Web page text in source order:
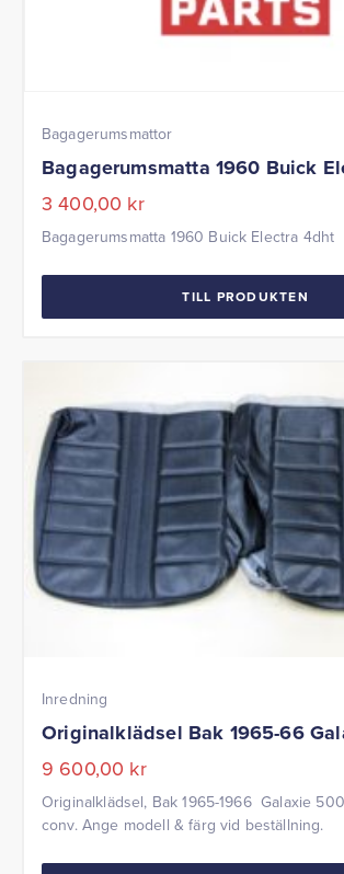
Bagagerumsmattor
Bagagerumsmatta 1960 Buick
3 400,00 kr
Bagagerumsmatta 1960 Buick Electra 4dht
TILL PRODUKTEN
Inredning
Originalklädsel Bak 1965-66
9 600,00 kr
Originalklädsel, Bak 1965-1966 Galaxie
conv. Ange modell & färg vid beställning.